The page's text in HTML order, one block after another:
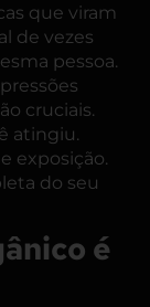
que viram
de vezes
pessoa.
cruciais.
atingiu.
exposição.
do seu
é